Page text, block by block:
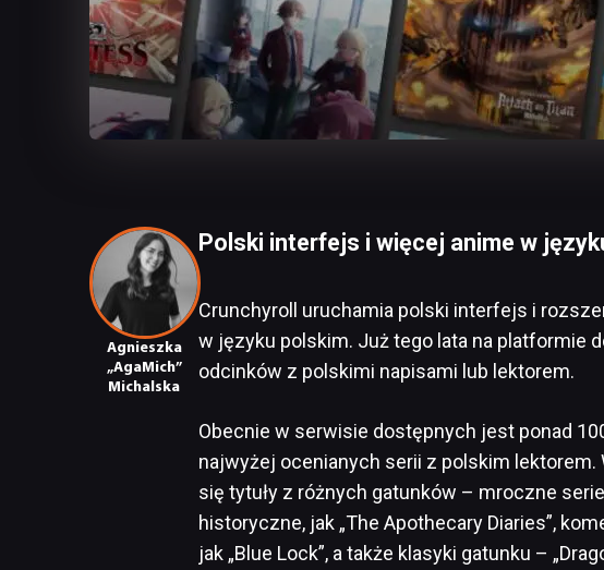
Agnieszka
„AgaMich”
Michalska
Polski interfejs i więcej anime w
Crunchyroll uruchamia polski interfejs i
w języku polskim. Już tego lata na platformie
odcinków z polskimi napisami lub lektorem.
Obecnie w serwisie dostępnych jest ponad
najwyżej ocenianych serii z polskim
się tytuły z różnych gatunków – mroczne
historyczne, jak „The Apothecary Diaries”,
jak „Blue Lock”, a także klasyki gatunku –